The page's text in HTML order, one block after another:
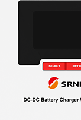
12KW